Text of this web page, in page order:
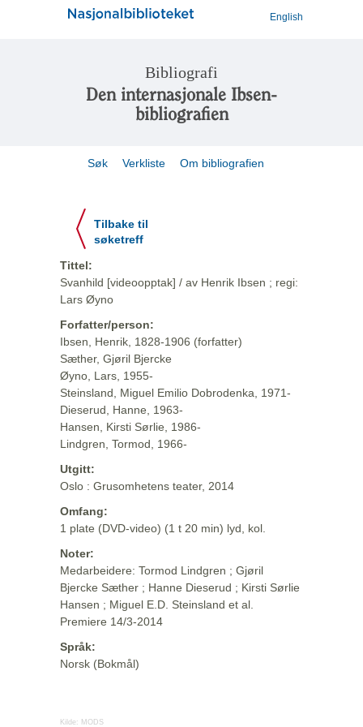
English
Bibliografi
Den internasjonale Ibsen-
bibliografien
Søk Verkliste Om bibliografien
Tilbake til
søketreff
Tittel:
Svanhild [videoopptak] / av Henrik Ibsen ; regi:
Lars Øyno
Forfatter/person:
Ibsen, Henrik, 1828-1906 (forfatter)
Sæther, Gjøril Bjercke
Øyno, Lars, 1955-
Steinsland, Miguel Emilio Dobrodenka, 1971-
Dieserud, Hanne, 1963-
Hansen, Kirsti Sørlie, 1986-
Lindgren, Tormod, 1966-
Utgitt:
Oslo : Grusomhetens teater, 2014
Omfang:
1 plate (DVD-video) (1 t 20 min) lyd, kol.
Noter:
Medarbeidere: Tormod Lindgren ; Gjøril
Bjercke Sæther ; Hanne Dieserud ; Kirsti Sørlie
Hansen ; Miguel E.D. Steinsland et al.
Premiere 14/3-2014
Språk:
Norsk (Bokmål)
Kilde: MODS